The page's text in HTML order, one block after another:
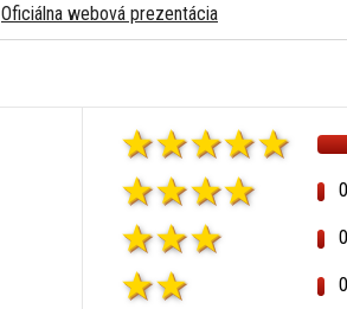
Oficiálna webová prezentácia